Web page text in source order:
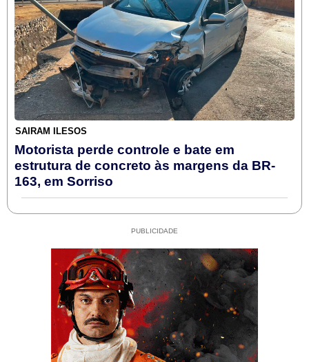
SAIRAM ILESOS
Motorista perde controle e bate em
estrutura de concreto às margens da BR-
163, em Sorriso
PUBLICIDADE